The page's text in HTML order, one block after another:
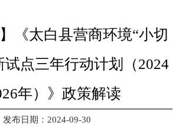
《太白县营商环境“小切
试点三年行动计划（2024
年）》政策解读
发布日期：2024-09-30